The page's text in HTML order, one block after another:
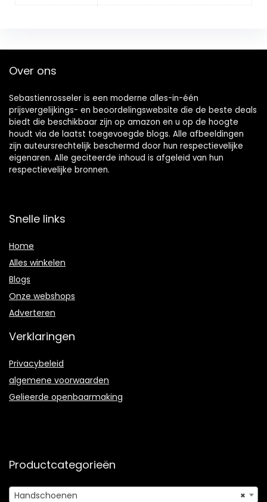
Over ons
Sebastienrosseler is een moderne alles-in-één
prijsvergelijkings- en beoordelingswebsite die de beste deals
biedt die beschikbaar zijn op amazon en u op de hoogte
houdt via de laatst toegevoegde blogs. Alle afbeeldingen
zijn auteursrechtelijk beschermd door hun respectievelijke
eigenaren. Alle geciteerde inhoud is afgeleid van hun
respectievelijke bronnen.
Snelle links
Home
Alles winkelen
Blogs
Onze webshops
Adverteren
Verklaringen
Privacybeleid
algemene voorwaarden
Gelieerde openbaarmaking
Productcategorieën
×
Handschoenen